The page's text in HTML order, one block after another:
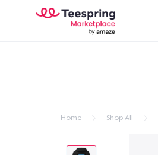
Home Shop All